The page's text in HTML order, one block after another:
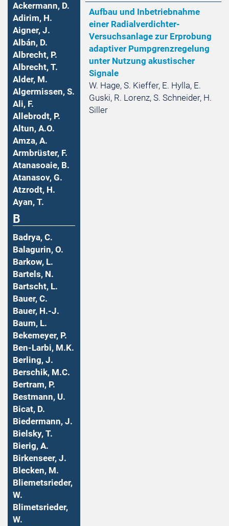
Ackermann, D.
Adirim, H.
Aigner, J.
Albán, D.
Albrecht, P.
Albrecht, T.
Alder, M.
Algermissen, S.
Ali, F.
Allebrodt, P.
Altun, A.O.
Amza, A.
Armbrüster, F.
Atanasoaie, B.
Atanasov, G.
Atzrodt, H.
Ayan, T.
B
Badrya, C.
Balagurin, O.
Barkow, L.
Bartels, N.
Bartscht, L.
Bauer, C.
Bauer, H.-J.
Baum, L.
Bekemeyer, P.
Ben-Larbi, M.K.
Berling, J.
Berschik, M.C.
Bertram, P.
Bestmann, U.
Bicat, D.
Biedermann, J.
Bielsky, T.
Bierig, A.
Birkenseer, J.
Blecken, M.
Bliemetsrieder,
W.
Blimetsrieder,
W.
Aufbau und Inbetriebnahme
einer Radialverdichter-
Versuchsanlage zur Erprobung
adaptiver Pumpgrenzregelung
unter Nutzung akustischer
Signale
W. Hage, S. Kieffer, E. Hylla, E.
Guski, R. Lorenz, S. Schneider, H.
Siller